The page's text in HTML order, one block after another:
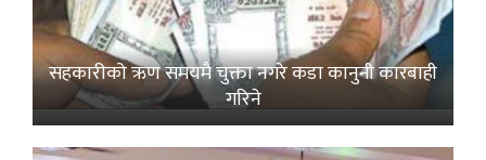
सहकारीको ऋण समयमै चुक्ता नगरे कडा कानुनी कारबाही
गरिने